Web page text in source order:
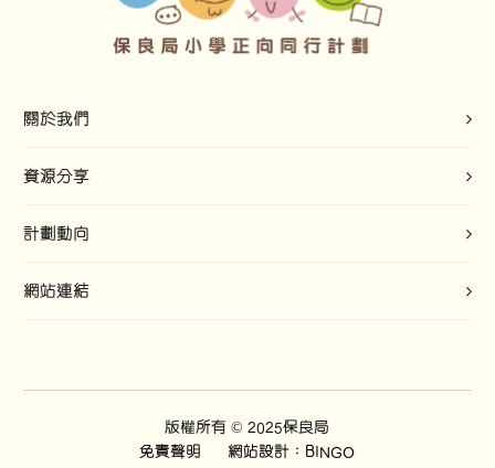
關於我們
資源分享
計劃動向
網站連結
版權所有 © 2025保良局
免責聲明
網站設計：BINGO